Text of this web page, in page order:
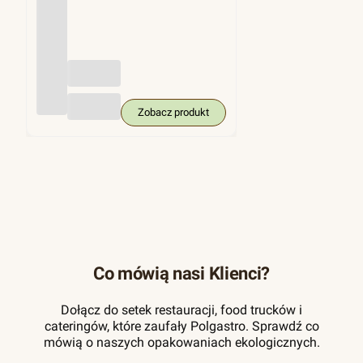
Zobacz produkt
Co mówią nasi Klienci?
Dołącz do setek restauracji, food trucków i
cateringów, które zaufały Polgastro. Sprawdź co
mówią o naszych opakowaniach ekologicznych.